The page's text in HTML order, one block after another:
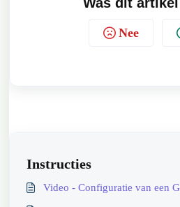
Nee
Instructies
Video - Configuratie van een